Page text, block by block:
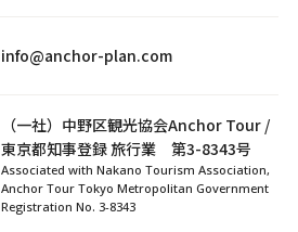
info@anchor-plan.com
（一社）中野区観光協会Anchor Tour /
東京都知事登録 旅行業 第3-8343号
Associated with Nakano Tourism Association,
Anchor Tour Tokyo Metropolitan Government
Registration No. 3-8343